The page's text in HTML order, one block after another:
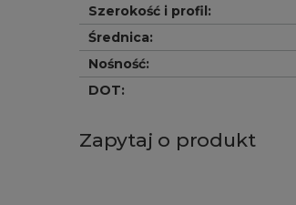
Szerokość i profil:
Średnica:
Nośność:
DOT:
Zapytaj o produkt